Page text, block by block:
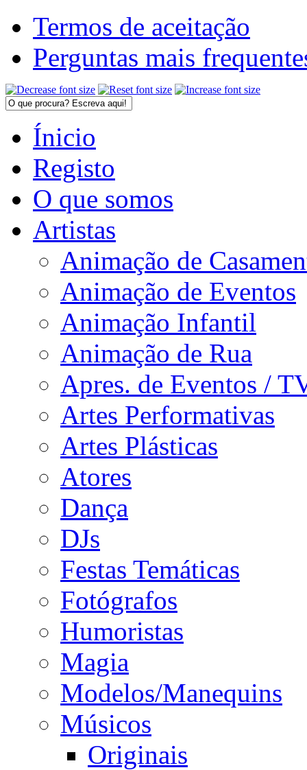
Termos de aceitação
Perguntas mais
Ínicio
Registo
O que somos
Artistas
Animação de
Animação de Eventos
Animação Infantil
Animação de Rua
Apres. de Eventos /
Artes Performativas
Artes Plásticas
Atores
Dança
DJs
Festas Temáticas
Fotógrafos
Humoristas
Magia
Modelos/Manequins
Músicos
Originais